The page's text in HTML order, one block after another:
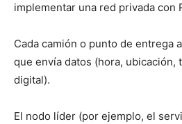
implementar una red privada con
Cada camión o punto de entrega
que envía datos (hora, ubicación,
digital).
El nodo líder (por ejemplo, el